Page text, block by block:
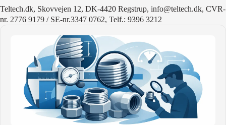
Teltech.dk, Skovvejen 12, DK-4420 Regstrup, info@teltech.dk, CVR-
nr. 2776 9179 / SE-nr.3347 0762, Telf.: 9396 3212